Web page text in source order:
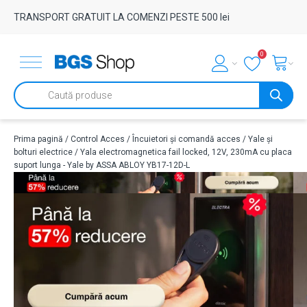
TRANSPORT GRATUIT LA COMENZI PESTE 500 lei
0
Products
search
Prima pagină / Control Acces / Încuietori și comandă acces / Yale și
bolturi electrice / Yala electromagnetica fail locked, 12V, 230mA cu placa
suport lunga - Yale by ASSA ABLOY YB17-12D-L